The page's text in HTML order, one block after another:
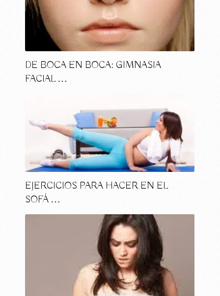
DE BOCA EN BOCA: GIMNASIA
FACIAL …
EJERCICIOS PARA HACER EN EL
SOFÁ …